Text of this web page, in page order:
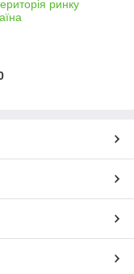
ринку